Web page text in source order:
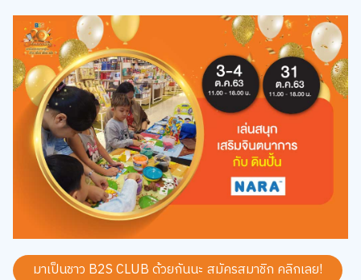
มาเป็นชาว B2S CLUB ด้วยกันนะ สมัครสมาชิก คลิกเลย!